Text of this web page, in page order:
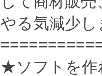
やる気減少
★ソフトを